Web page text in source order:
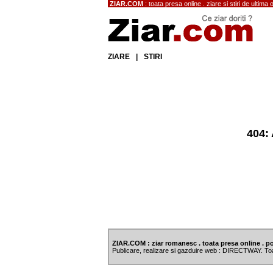
ZIAR.COM : toata presa online . ziare si stiri de ultima
ZIARE STIRI
404:
ZIAR.COM : ziar romanesc . toata presa online .
Publicare, realizare si gazduire web : DIRECTWAY.